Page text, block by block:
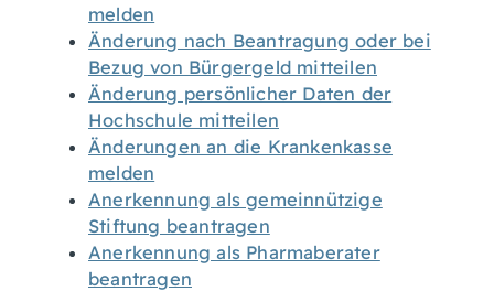
melden
Änderung nach Beantragung oder bei
Bezug von Bürgergeld mitteilen
Änderung persönlicher Daten der
Hochschule mitteilen
Änderungen an die Krankenkasse
melden
Anerkennung als gemeinnützige
Stiftung beantragen
Anerkennung als Pharmaberater
beantragen